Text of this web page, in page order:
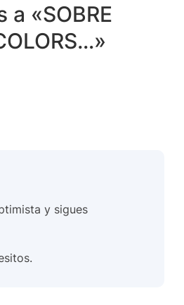
a «SOBRE
y sigues